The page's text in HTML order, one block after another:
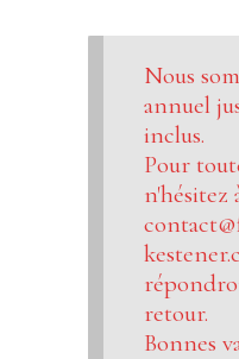
Nous
annuel
inclus.
Pour
n'hésitez
retour.
Bonnes